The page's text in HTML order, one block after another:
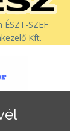
SZEF
Kft.